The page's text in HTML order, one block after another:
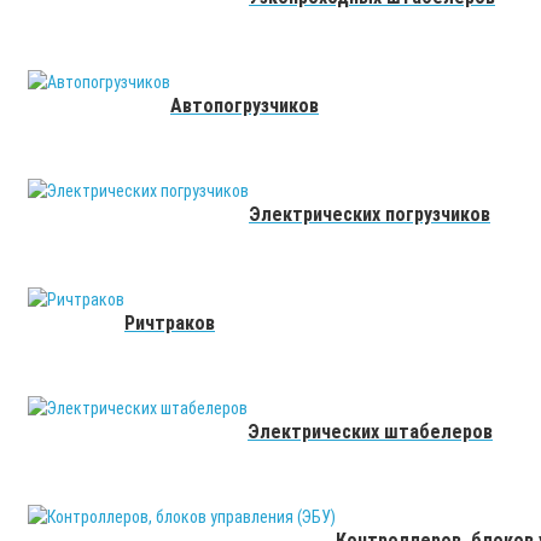
Автопогрузчиков
Электрических погрузчиков
Ричтраков
Электрических штабелеров